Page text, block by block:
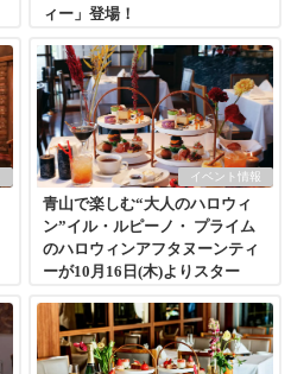
ィー」登場！
イベント情報
青山で楽しむ“大人のハロウィ
ン”イル・ルピーノ・ プライム
のハロウィンアフタヌーンティ
ーが10月16日(木)よりスター